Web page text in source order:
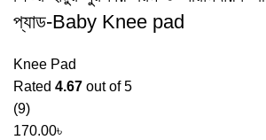
প্যাড-Baby Knee pad
Knee Pad
Rated 4.67out of 5
(9)
170.00৳